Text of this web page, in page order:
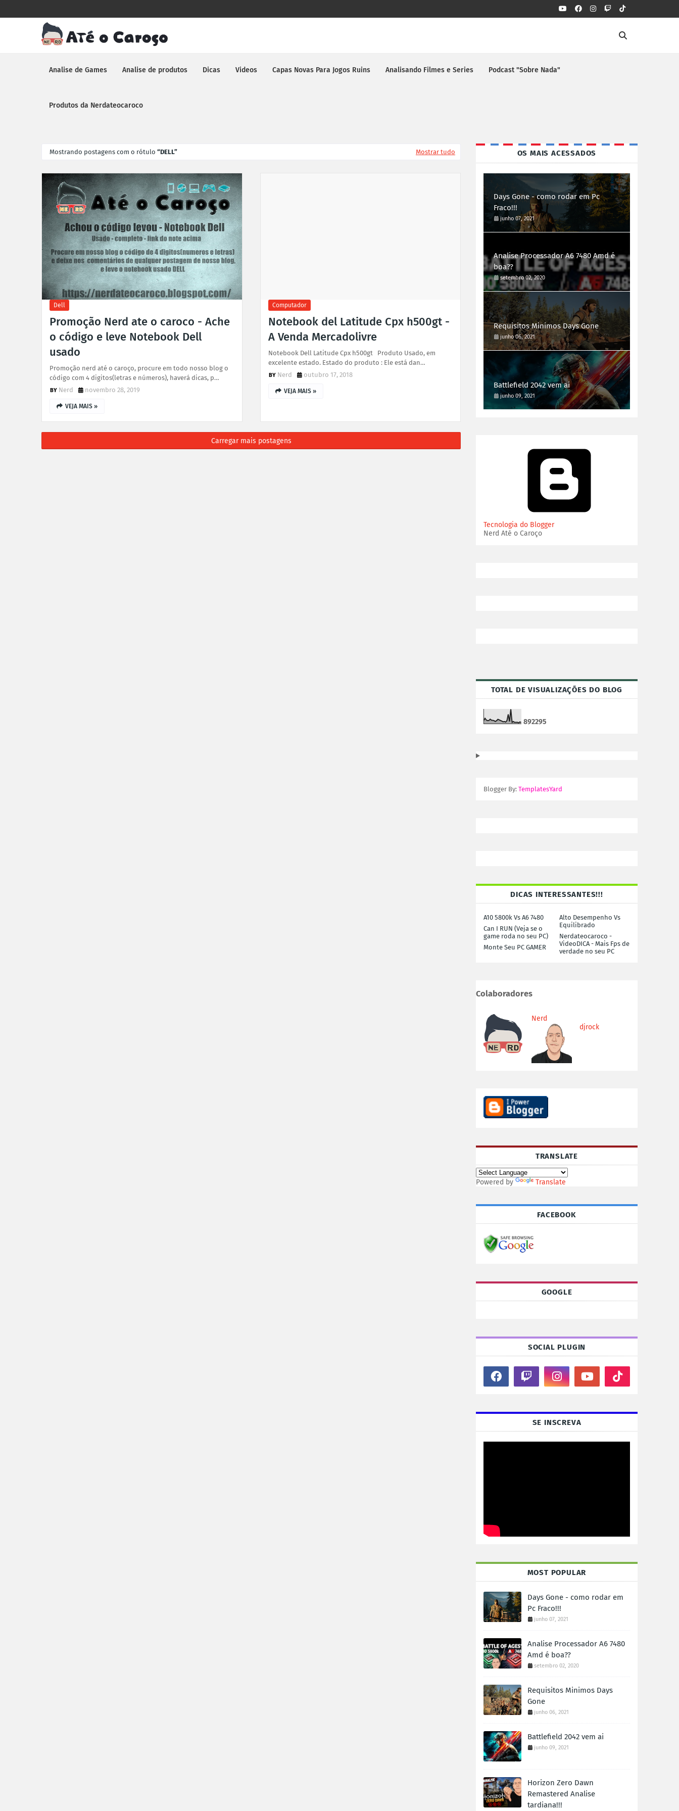
Analise de Games Analise de produtos Dicas Videos Capas Novas Para Jogos Ruins Analisando Filmes e Series Podcast "Sobre Nada"
Produtos da Nerdateocaroco
Mostrando postagens com o rótulo DELL Mostrar tudo
Dell
Promoção Nerd ate o caroco - Ache
o código e leve Notebook Dell
usado
Promoção nerd até o caroço, procure em todo nosso blog o
código com 4 digitos(letras e números), haverá dicas, p…
Nerd
novembro 28, 2019
VEJA MAIS »
Computador
Notebook del Latitude Cpx h500gt -
A Venda Mercadolivre
Notebook Dell Latitude Cpx h500gt Produto Usado, em
excelente estado. Estado do produto : Ele está dan…
Nerd
outubro 17, 2018
VEJA MAIS »
Carregar mais postagens
OS MAIS ACESSADOS
Days Gone - como rodar em Pc
Fraco!!!
junho 07, 2021
Analise Processador A6 7480 Amd é
boa??
setembro 02, 2020
Requisitos Minimos Days Gone
junho 06, 2021
Battlefield 2042 vem ai
junho 09, 2021
Tecnologia do Blogger
Nerd Até o Caroço
TOTAL DE VISUALIZAÇÕES DO BLOG
892295
Blogger By: TemplatesYard
DICAS INTERESSANTES!!!
A10 5800k Vs A6 7480
Alto Desempenho Vs
Equilibrado
Can I RUN (Veja se o
game roda no seu PC)
Nerdateocaroco -
VideoDICA - Mais Fps de
verdade no seu PC
Monte Seu PC GAMER
Colaboradores
Nerd
djrock
TRANSLATE
Powered by Translate
FACEBOOK
GOOGLE
SOCIAL PLUGIN
SE INSCREVA
MOST POPULAR
Days Gone - como rodar em
Pc Fraco!!!
junho 07, 2021
Analise Processador A6 7480
Amd é boa??
setembro 02, 2020
Requisitos Minimos Days
Gone
junho 06, 2021
Battlefield 2042 vem ai
junho 09, 2021
Horizon Zero Dawn
Remastered Analise
tardiana!!!